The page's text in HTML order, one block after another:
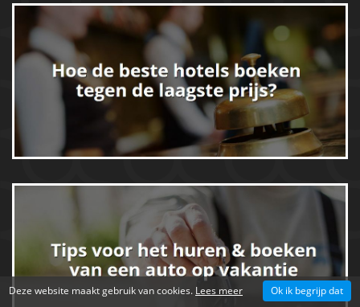
Deze website maakt gebruik van cookies. Lees meer Ok ik begrijp dat